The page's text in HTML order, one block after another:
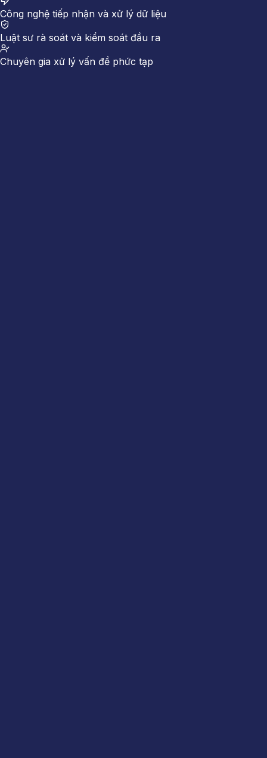
Công nghệ tiếp nhận và xử lý dữ liệu
Luật sư rà soát và kiểm soát đầu ra
Chuyên gia xử lý vấn đề phức tạp